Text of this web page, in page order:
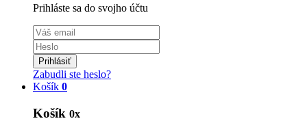
Prihláste sa do svojho účtu
Prihlásiť
Zabudli ste heslo?
Košík 0
Košík 0x